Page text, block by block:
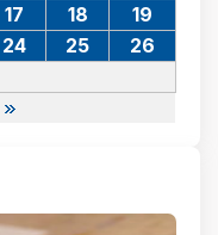
17 18
19
24 25
26